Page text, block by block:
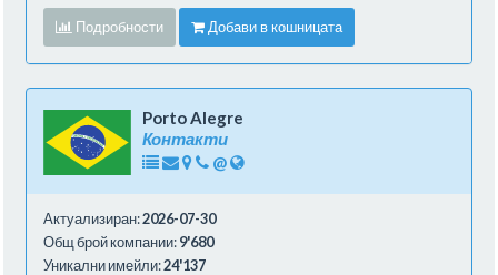
Подробности Добави в кошницата
Porto Alegre
Контакти
@
Актуализиран:2026-07-30
Общ брой компании:9'680
Уникални имейли:24'137